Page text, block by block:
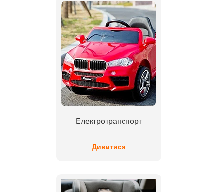
Електротранспорт
Дивитися